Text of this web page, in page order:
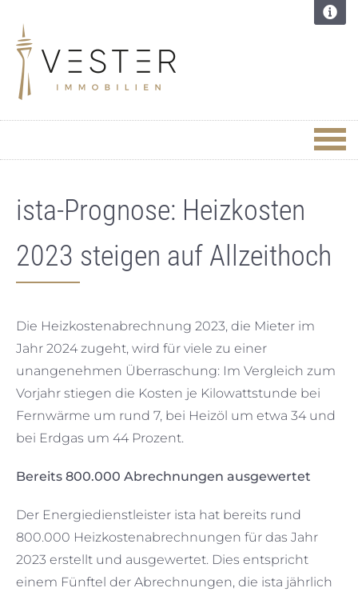
ista-Prognose: Heizkosten
2023 steigen auf Allzeithoch
Die Heizkostenabrechnung 2023, die Mieter im
Jahr 2024 zugeht, wird für viele zu einer
unangenehmen Überraschung: Im Vergleich zum
Vorjahr stiegen die Kosten je Kilowattstunde bei
Fernwärme um rund 7, bei Heizöl um etwa 34 und
bei Erdgas um 44 Prozent.
Bereits 800.000 Abrechnungen ausgewertet
Der Energiedienstleister ista hat bereits rund
800.000 Heizkostenabrechnungen für das Jahr
2023 erstellt und ausgewertet. Dies entspricht
einem Fünftel der Abrechnungen, die ista jährlich